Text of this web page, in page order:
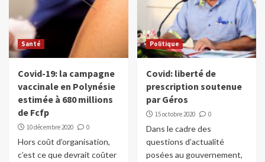
Santé
Covid-19: la campagne
vaccinale en Polynésie
estimée à 680 millions
de Fcfp
10 décembre 2020 0
Hors coût d’organisation,
c’est ce que devrait coûter
Politique
Covid: liberté de
prescription soutenue
par Géros
15 octobre 2020 0
Dans le cadre des
questions d’actualité
posées au gouvernement,